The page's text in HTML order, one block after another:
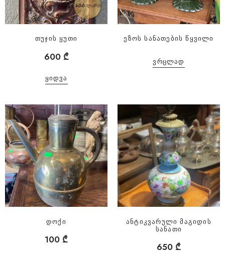
თუჯის ყუთი
600 ₾
ᲧᲘᲓᲕᲐ
ეზოს სანათების წყვილი
ᲕᲠᲪᲚᲐᲓ
დოქი
100 ₾
ანტიკვარული მაგიდის
სანათი
650 ₾